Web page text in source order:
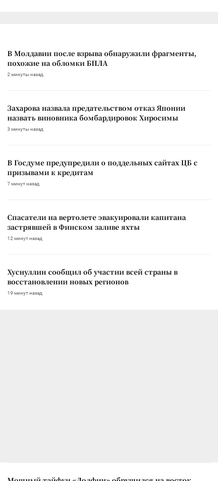
В Молдавии после взрыва обнаружили фрагменты,
похожие на обломки БПЛА
2 минуты назад
Захарова назвала предательством отказ Японии
назвать виновника бомбардировок Хиросимы
3 минуты назад
В Госдуме предупредили о поддельных сайтах ЦБ с
призывами к кредитам
7 минут назад
Спасатели на вертолете эвакуировали капитана
застрявшей в Финском заливе яхты
12 минут назад
Хуснуллин сообщил об участии всей страны в
восстановлении новых регионов
19 минут назад